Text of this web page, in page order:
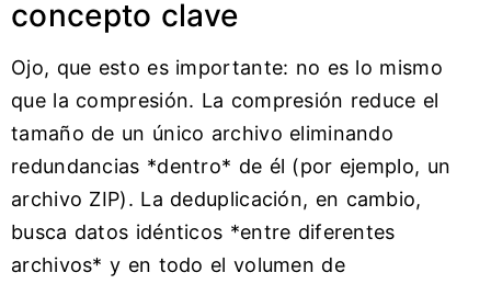
concepto clave
Ojo, que esto es importante: no es lo mismo
que la compresión. La compresión reduce el
tamaño de un único archivo eliminando
redundancias *dentro* de él (por ejemplo, un
archivo ZIP). La deduplicación, en cambio,
busca datos idénticos *entre diferentes
archivos* y en todo el volumen de